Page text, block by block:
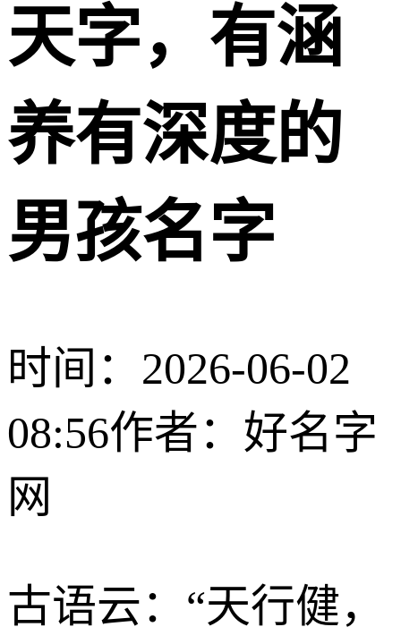
天字，有涵
养有深度的
男孩名字
时间：2026-06-02
08:56作者：好名字
网
古语云：“天行健，